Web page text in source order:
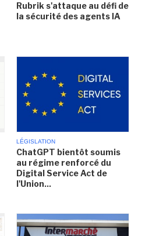
Rubrik s'attaque au défi de
la sécurité des agents IA
LÉGISLATION
ChatGPT bientôt soumis
au régime renforcé du
Digital Service Act de
l'Union...